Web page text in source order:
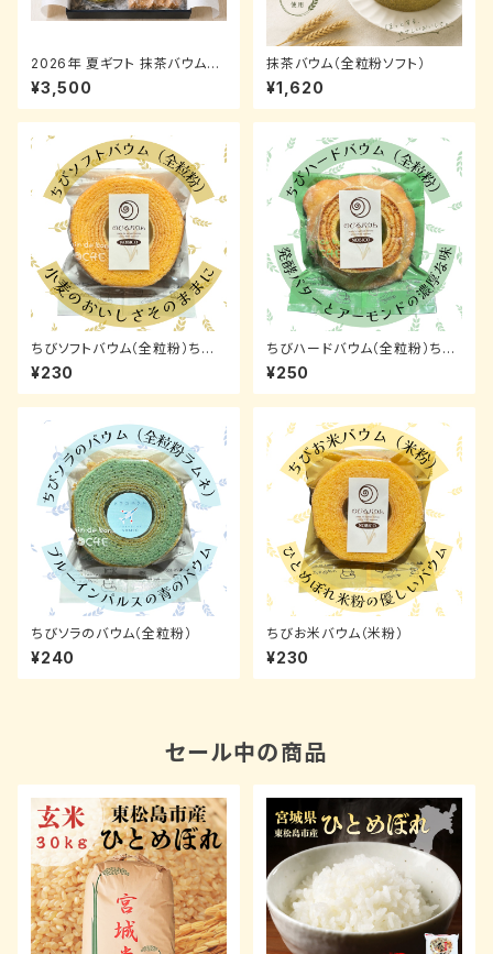
2026年 夏ギフト 抹茶バウムク
ーヘン＆焼き菓子詰合せ【お中
元・季節限定】
¥3,500
抹茶バウム（全粒粉ソフト）
¥1,620
ちびソフトバウム（全粒粉）ちび
バウム人気No.2
¥230
ちびハードバウム（全粒粉）ちび
バウム人気No.1
¥250
ちびソラのバウム（全粒粉）
¥240
ちびお米バウム（米粉）
¥230
セール中の商品